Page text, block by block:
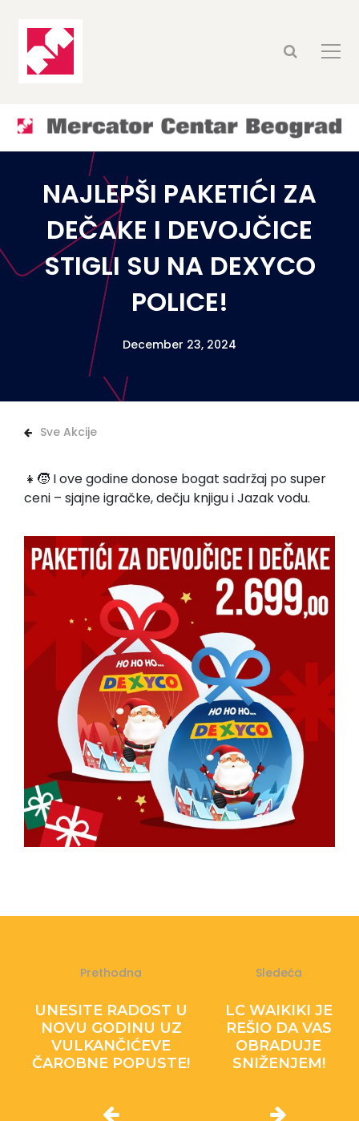
NAJLEPŠI PAKETIĆI ZA
DEČAKE I DEVOJČICE
STIGLI SU NA DEXYCO
POLICE!
December 23, 2024
Sve Akcije
👧🧒 I ove godine donose bogat sadržaj po super
ceni – sjajne igračke, dečju knjigu i Jazak vodu.
Prethodna
UNESITE RADOST U
NOVU GODINU UZ
VULKANČIĆEVE
ČAROBNE POPUSTE!
Sledeća
LC WAIKIKI JE
REŠIO DA VAS
OBRADUJE
SNIŽENJEM!